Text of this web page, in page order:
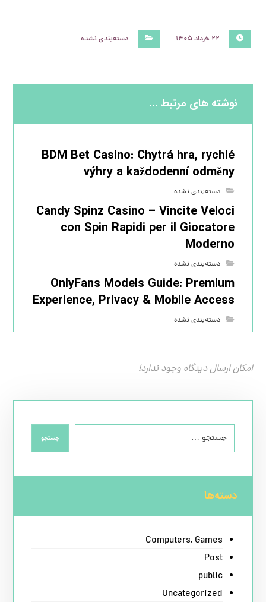
۲۲ خرداد ۱۴۰۵ دسته‌بندی نشده
نوشته های مرتبط ...
BDM Bet Casino: Chytrá hra, rychlé
výhry a každodenní odměny
دسته‌بندی نشده
Candy Spinz Casino – Vincite Veloci
con Spin Rapidi per il Giocatore
Moderno
دسته‌بندی نشده
OnlyFans Models Guide: Premium
Experience, Privacy & Mobile Access
دسته‌بندی نشده
امکان ارسال دیدگاه وجود ندارد!
جستجو
دسته‌ها
Computers, Games
Post
public
Uncategorized